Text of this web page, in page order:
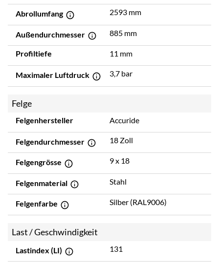
Abrollumfang 2593 mm
Außendurchmesser 885 mm
Profiltiefe 11 mm
Maximaler Luftdruck 3,7 bar
Felge
Felgenhersteller Accuride
Felgendurchmesser 18 Zoll
Felgengrösse 9 x 18
Felgenmaterial Stahl
Felgenfarbe Silber (RAL9006)
Last / Geschwindigkeit
Lastindex (LI) 131